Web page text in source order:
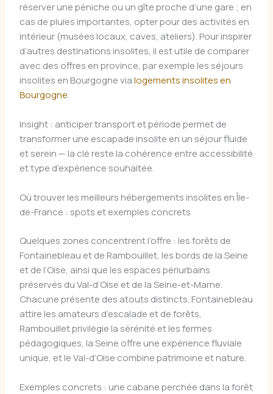
réserver une péniche ou un gîte proche d’une gare ; en
cas de pluies importantes, opter pour des activités en
intérieur (musées locaux, caves, ateliers). Pour inspirer
d’autres destinations insolites, il est utile de comparer
avec des offres en province, par exemple les séjours
insolites en Bourgogne vialogements insolites en
Bourgogne.
Insight : anticiper transport et période permet de
transformer une escapade insolite en un séjour fluide
et serein — la clé reste la cohérence entre accessibilité
et type d’expérience souhaitée.
Où trouver les meilleurs hébergements insolites en Île-
de-France : spots et exemples concrets
Quelques zones concentrent l’offre : les forêts de
Fontainebleau et de Rambouillet, les bords de la Seine
et de l’Oise, ainsi que les espaces périurbains
préservés du Val-d’Oise et de la Seine-et-Marne.
Chacune présente des atouts distincts. Fontainebleau
attire les amateurs d’escalade et de forêts,
Rambouillet privilégie la sérénité et les fermes
pédagogiques, la Seine offre une expérience fluviale
unique, et le Val-d’Oise combine patrimoine et nature.
Exemples concrets : une cabane perchée dans la forêt